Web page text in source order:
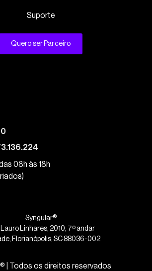
Suporte
Quero ser Parceiro
08h às 18h
Syngular®
Lauro Linhares, 2010, 7º andar
Florianópolis, SC 88036-002
| Todos os direitos reservados